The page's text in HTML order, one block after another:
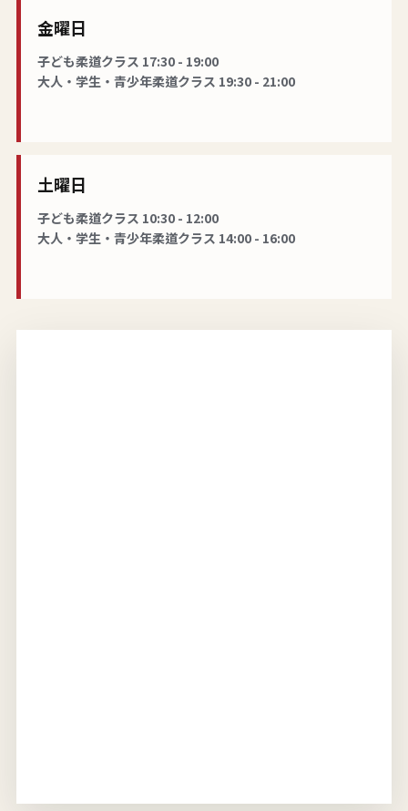
金曜日
子ども柔道クラス 17:30 - 19:00
大人・学生・青少年柔道クラス 19:30 - 21:00
土曜日
子ども柔道クラス 10:30 - 12:00
大人・学生・青少年柔道クラス 14:00 - 16:00